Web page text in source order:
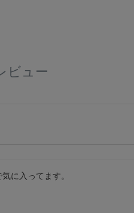
ビュー
に入ってます。